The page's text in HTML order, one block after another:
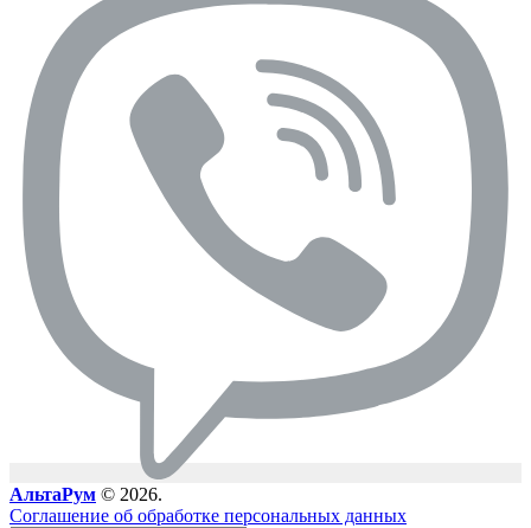
АльтаРум © 2026.
Соглашение об обработке персональных данных